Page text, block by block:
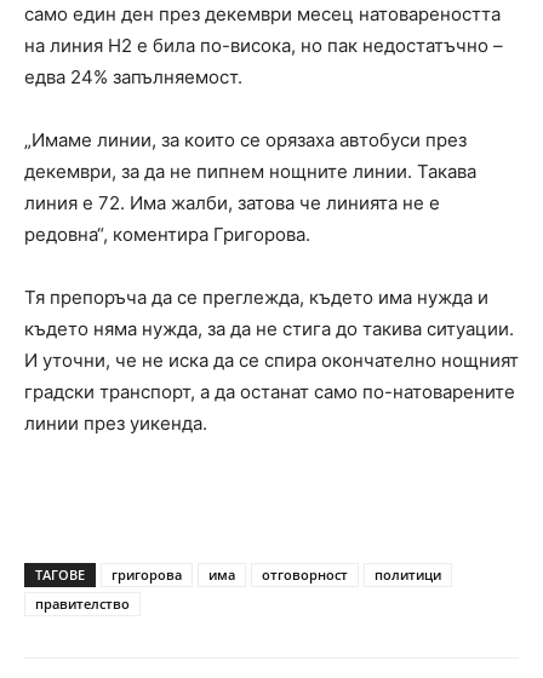
само един ден през декември месец натовареността
на линия Н2 е била по-висока, но пак недостатъчно –
едва 24% запълняемост.
„Имаме линии, за които се орязаха автобуси през
декември, за да не пипнем нощните линии. Такава
линия е 72. Има жалби, затова че линията не е
редовна“, коментира Григорова.
Тя препоръча да се преглежда, където има нужда и
където няма нужда, за да не стига до такива ситуации.
И уточни, че не иска да се спира окончателно нощният
градски транспорт, а да останат само по-натоварените
линии през уикенда.
ТАГОВЕ григорова има отговорност
политици
правителство